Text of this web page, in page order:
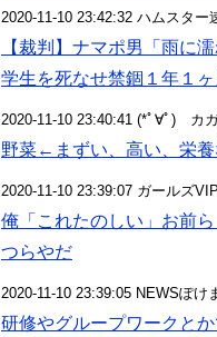
2020-11-10 23:42:32 ハムスター
【裁判】ナマポ男「雨に
学生を死なせ禁錮１年１
2020-11-10 23:40:41 (*ﾟ∀ﾟ)ゞカ
野菜←まずい、高い、栄
2020-11-10 23:39:07 ガールズ
俺「これたのしい」お前
つらやだ
2020-11-10 23:39:05 NEWSぽけ
研修やグループワークと